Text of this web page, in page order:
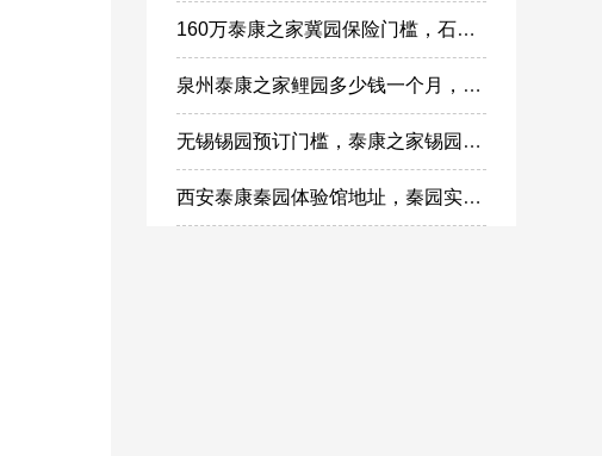
160万泰康之家冀园保险门槛，石家庄泰康冀园施工进度
泉州泰康之家鲤园多少钱一个月，鲤园体验馆地址在哪
无锡锡园预订门槛，泰康之家锡园押金入住多少钱
西安泰康秦园体验馆地址，秦园实体地址两边参观怎么预约